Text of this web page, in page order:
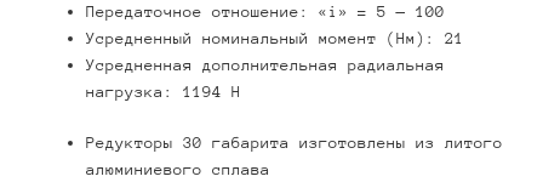
Передаточное отношение: «i» = 5 — 100
Усредненный номинальный момент (Нм): 21
Усредненная дополнительная радиальная
нагрузка: 1194 Н
Редукторы 30 габарита изготовлены из литого
алюминиевого сплава